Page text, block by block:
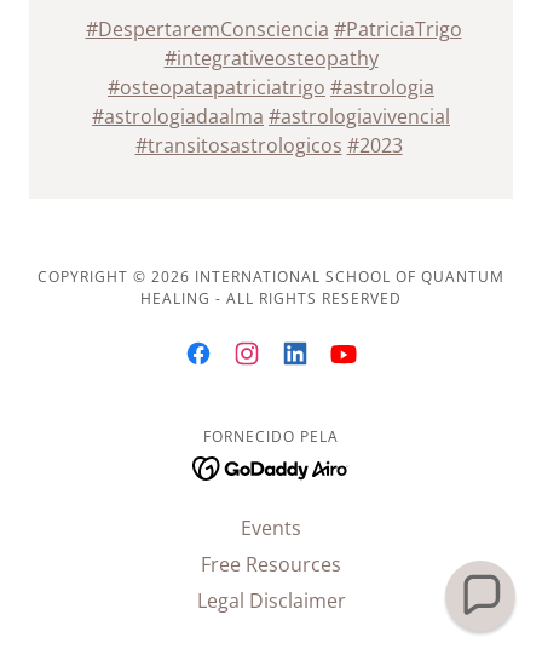
#DespertaremConsciencia #PatriciaTrigo
#integrativeosteopathy
#osteopatapatriciatrigo #astrologia
#astrologiadaalma #astrologiavivencial
#transitosastrologicos #2023
COPYRIGHT © 2026 INTERNATIONAL SCHOOL OF QUANTUM
HEALING - ALL RIGHTS RESERVED
FORNECIDO PELA
Events
Free Resources
Legal Disclaimer